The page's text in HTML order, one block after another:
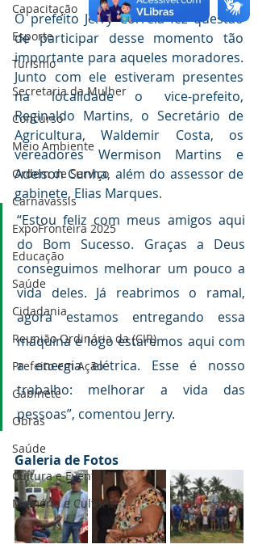
Capacitação
Esporte
Turismo
Secretaria da Mulher
Concurso
Meio Ambiente
Ordem de Serviço
Carnavassis
ExpoFronteira 2025
Educação
Saúde
Cidadania
Reunião Ordinária da (CIR)
Prefeito em Ação
Gabinete
Obras
Saúde
Cultura e Eventos
Memória e Cultura
O prefeito Jerry Correia fez questão
de participar desse momento tão
importante para aqueles moradores.
Junto com ele estiveram presentes
na localidade o vice-prefeito,
Reginaldo Martins, o Secretário de
Agricultura, Waldemir Costa, os
vereadores Wermison Martins e
Adelson Cunha, além do assessor de
gabinete, Elias Marques.
“Estou feliz com meus amigos aqui
do Bom Sucesso. Graças a Deus
conseguimos melhorar um pouco a
vida deles. Já reabrimos o ramal,
agora estamos entregando essa
máquina e logo estaremos aqui com
a energia elétrica. Esse é nosso
trabalho: melhorar a vida das
pessoas”, comentou Jerry.
Galeria de Fotos